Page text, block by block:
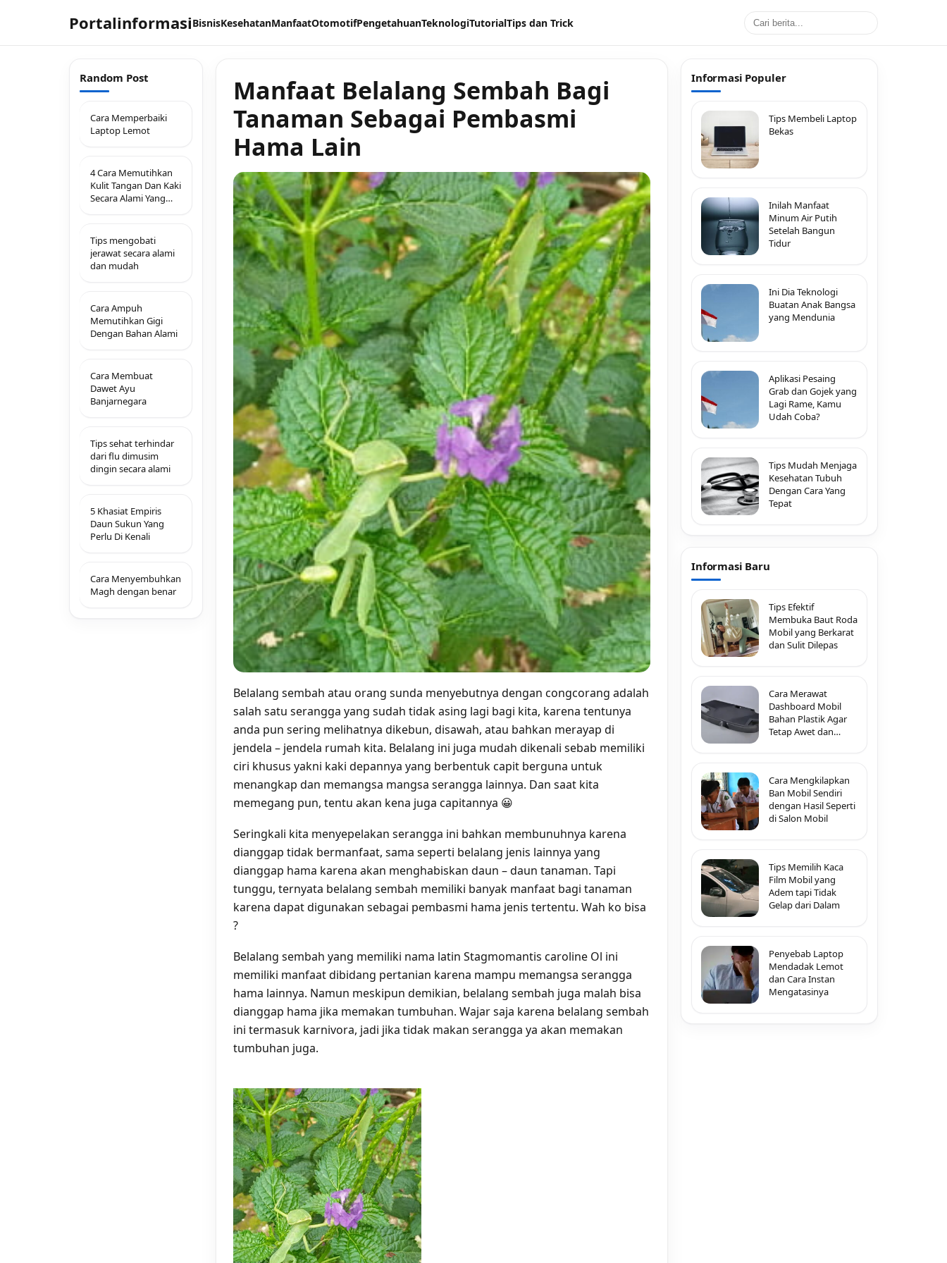
PortalinformasiBisnisKesehatanManfaatOtomotifPengetahuanTeknologiTutorialTips dan Trick
Random Post
Cara Memperbaiki
Laptop Lemot
4 Cara Memutihkan
Kulit Tangan Dan Kaki
Secara Alami Yang
Tips mengobati
jerawat secara alami
dan mudah
Cara Ampuh
Memutihkan Gigi
Dengan Bahan Alami
Cara Membuat
Dawet Ayu
Banjarnegara
Tips sehat terhindar
dari flu dimusim
dingin secara alami
5 Khasiat Empiris
Daun Sukun Yang
Perlu Di Kenali
Cara Menyembuhkan
Magh dengan benar
Manfaat Belalang Sembah Bagi
Tanaman Sebagai Pembasmi
Hama Lain
Belalang sembah atau orang sunda menyebutnya dengan congcorang adalah
salah satu serangga yang sudah tidak asing lagi bagi kita, karena tentunya
anda pun sering melihatnya dikebun, disawah, atau bahkan merayap di
jendela – jendela rumah kita. Belalang ini juga mudah dikenali sebab memiliki
ciri khusus yakni kaki depannya yang berbentuk capit berguna untuk
menangkap dan memangsa mangsa serangga lainnya. Dan saat kita
memegang pun, tentu akan kena juga capitannya 😀
Seringkali kita menyepelakan serangga ini bahkan membunuhnya karena
dianggap tidak bermanfaat, sama seperti belalang jenis lainnya yang
dianggap hama karena akan menghabiskan daun – daun tanaman. Tapi
tunggu, ternyata belalang sembah memiliki banyak manfaat bagi tanaman
karena dapat digunakan sebagai pembasmi hama jenis tertentu. Wah ko bisa
?
Belalang sembah yang memiliki nama latin Stagmomantis caroline Ol ini
memiliki manfaat dibidang pertanian karena mampu memangsa serangga
hama lainnya. Namun meskipun demikian, belalang sembah juga malah bisa
dianggap hama jika memakan tumbuhan. Wajar saja karena belalang sembah
ini termasuk karnivora, jadi jika tidak makan serangga ya akan memakan
tumbuhan juga.
Informasi Populer
Tips Membeli Laptop
Bekas
Inilah Manfaat
Minum Air Putih
Setelah Bangun
Tidur
Ini Dia Teknologi
Buatan Anak Bangsa
yang Mendunia
Aplikasi Pesaing
Grab dan Gojek yang
Lagi Rame, Kamu
Udah Coba?
Tips Mudah Menjaga
Kesehatan Tubuh
Dengan Cara Yang
Tepat
Informasi Baru
Tips Efektif
Membuka Baut Roda
Mobil yang Berkarat
dan Sulit Dilepas
Cara Merawat
Dashboard Mobil
Bahan Plastik Agar
Tetap Awet dan
Cara Mengkilapkan
Ban Mobil Sendiri
dengan Hasil Seperti
di Salon Mobil
Tips Memilih Kaca
Film Mobil yang
Adem tapi Tidak
Gelap dari Dalam
Penyebab Laptop
Mendadak Lemot
dan Cara Instan
Mengatasinya